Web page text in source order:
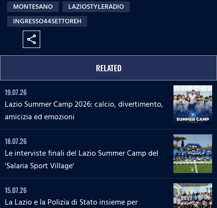
MONTESANO
LAZIOSTYLERADIO
INGRESSO44SETTOREH
share
RELATED
19.07.26
Lazio Summer Camp 2026: calcio, divertimento,
amicizia ed emozioni
18.07.26
Le interviste finali del Lazio Summer Camp del
'Salaria Sport Village'
15.07.26
La Lazio e la Polizia di Stato insieme per